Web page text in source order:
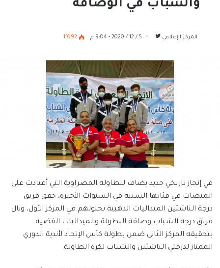
والشباب في الوصافة
المركز الإعلامي
تابع
تويتر
5 / 12 / 2020 - 9:04 م 1٬092
في إنجاز تاريخي جديد يضاف للطاولة المضراوية التي أعتادت على
المنصات في فئاتها السنية في السنوات الأخيرة، حقق فريق
درجة الناشئين الميداليات الذهبية بحلولهم في المركز الأول، ونال
فريق درجة الشباب وصافة البطولة والميداليات الفضية
بتحقيقه المركز الثاني ضمن بطولة كأس الإتحاد لأندية الدوري
الممتاز لدرجتي الناشئين والشباب لكرة الطاولة.